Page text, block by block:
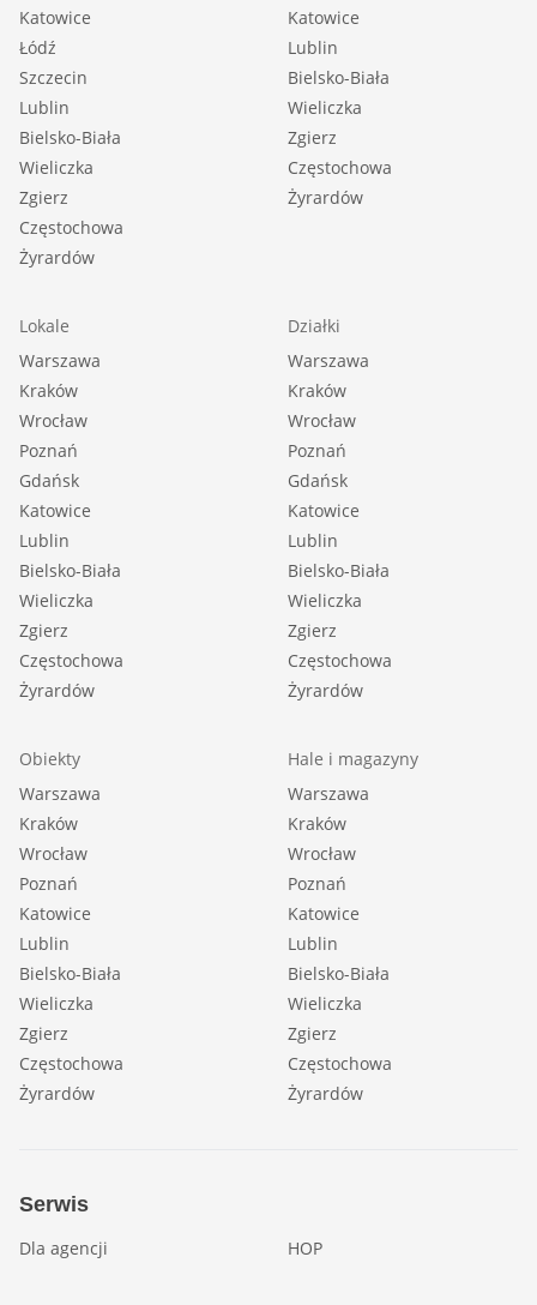
Katowice
Łódź
Szczecin
Lublin
Bielsko-Biała
Wieliczka
Zgierz
Częstochowa
Żyrardów
Katowice
Lublin
Bielsko-Biała
Wieliczka
Zgierz
Częstochowa
Żyrardów
Lokale
Warszawa
Kraków
Wrocław
Poznań
Gdańsk
Katowice
Lublin
Bielsko-Biała
Wieliczka
Zgierz
Częstochowa
Żyrardów
Działki
Warszawa
Kraków
Wrocław
Poznań
Gdańsk
Katowice
Lublin
Bielsko-Biała
Wieliczka
Zgierz
Częstochowa
Żyrardów
Obiekty
Warszawa
Kraków
Wrocław
Poznań
Katowice
Lublin
Bielsko-Biała
Wieliczka
Zgierz
Częstochowa
Żyrardów
Hale i magazyny
Warszawa
Kraków
Wrocław
Poznań
Katowice
Lublin
Bielsko-Biała
Wieliczka
Zgierz
Częstochowa
Żyrardów
Serwis
Dla agencji HOP